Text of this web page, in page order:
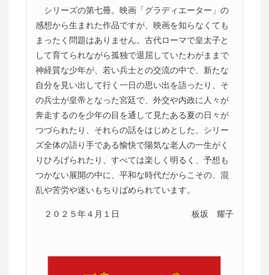
シリーズの第七冊。映画「グラディエーター」の
感想から生まれた作品ですが、映画を知らなくても
まったく問題はありません。古代ローマで皇太子と
して育てられながら孤独で退屈していたわがままで
神経質な少年が、若い兵士との交流の中で、新たな
自分を見い出して行く一日の思い出を語ったり、そ
の兵士が皇帝となった宮廷で、外交や内政に人々が
奔走するのを少年の目を通して見たある夏の日々が
つづられたり、それらの話をはじめとした、シリー
ズ全体の語り手である愉快で陽気な老人の一生がく
りひろげられたり、すべては楽しく明るく、予想も
つかない展開の中に、平和な時代だからこその、混
乱や苦労や迷いもちりばめられています。
２０２５年４月１日 板坂 耀子